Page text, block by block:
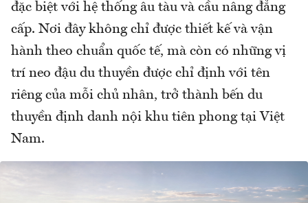
đặc biệt với hệ thống âu tàu và cầu nâng đẳng
cấp. Nơi đây không chỉ được thiết kế và vận
hành theo chuẩn quốc tế, mà còn có những vị
trí neo đậu du thuyền được chỉ định với tên
riêng của mỗi chủ nhân, trở thành bến du
thuyền định danh nội khu tiên phong tại Việt
Nam.